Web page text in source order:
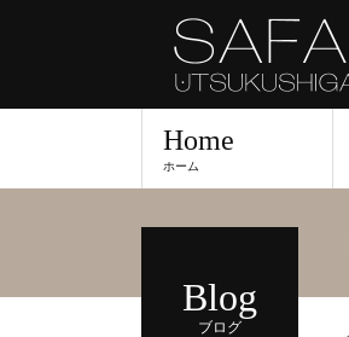
Home
ホーム
Blog
ブログ